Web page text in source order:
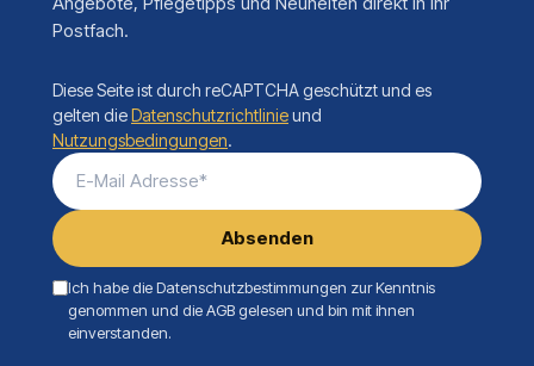
Postfach.
Diese Seite ist durch reCAPTCHA geschützt und es
gelten dieDatenschutzrichtlinieund
Nutzungsbedingungen.
E-Mail Adresse*
Absenden
Ich habe die Datenschutzbestimmungen zur Kenntnis
genommen und die AGB gelesen und bin mit ihnen
einverstanden.